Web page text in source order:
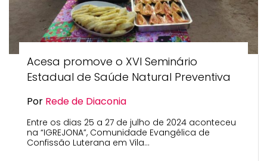
Acesa promove o XVI Seminário
Estadual de Saúde Natural Preventiva
Por Rede de Diaconia
Entre os dias 25 a 27 de julho de 2024 aconteceu
na “IGREJONA”, Comunidade Evangélica de
Confissão Luterana em Vila…